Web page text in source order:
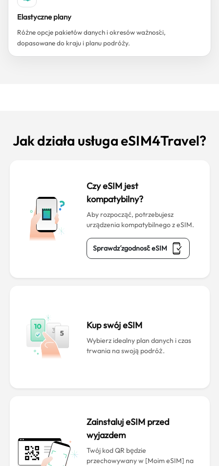
Elastyczne plany
Różne opcje pakietów danych i okresów ważności,
dopasowane do kraju i planu podróży.
Jak działa usługa eSIM4Travel?
Czy eSIM jest
kompatybilny?
Aby rozpocząć, potrzebujesz
urządzenia kompatybilnego z eSIM.
Sprawdź zgodność eSIM
Kup swój eSIM
Wybierz idealny plan danych i czas
trwania na swoją podróż.
Zainstaluj eSIM przed
wyjazdem
Twój kod QR będzie
przechowywany w [Moim eSIM] na